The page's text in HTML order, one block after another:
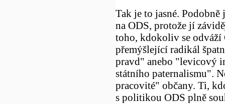
Tak je to jasné.
na ODS, protože jí
toho, kdokoliv se
přemýšlející radikál
pravd" anebo "levicový
státního paternalismu".
pracovité" občany. Ti,
s politikou ODS plně